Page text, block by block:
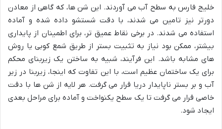
خلیج فارس به سطح آب می آوردند. این شن ها، که گاهی از معادن
دورتر نیز تامین می شدند، با دقت شستشو داده شده و آماده
استفاده می شدند. در برخی نقاط عمیق تر، برای اطمینان از پایداری
بیشتر، ممکن بود نیاز به تثبیت بستر از طریق شمع کوبی یا روش
های مشابه باشد. این فرآیند، شبیه به ساختن یک زیربنای محکم
برای یک ساختمان عظیم است، با این تفاوت که اینجا، زیربنا در زیر
آب و بر بستر ناپایدار دریا قرار می گرفت. هر لایه از شن ها با دقت
خاصی قرار می گرفت تا یک سطح یکنواخت و آماده برای مراحل بعدی
ایجاد شود.